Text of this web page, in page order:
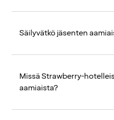
Säilyvätkö jäsenten
Missä Strawberry-
aamiaista?